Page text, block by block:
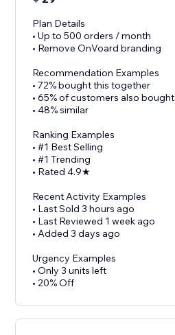
Plan Details
• Up to 500 orders / month
• Remove OnVoard branding
Recommendation Examples
• 72% bought this together
• 65% of customers also bought
• 48% similar
Ranking Examples
• #1 Best Selling
• #1 Trending
• Rated 4.9★
Recent Activity Examples
• Last Sold 3 hours ago
• Last Reviewed 1 week ago
• Added 3 days ago
Urgency Examples
• Only 3 units left
• 20% Off